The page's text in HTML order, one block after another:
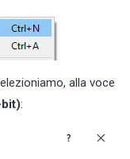
alla voce
: